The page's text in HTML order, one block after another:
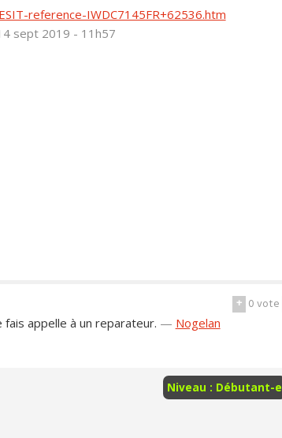
reference-IWDC7145FR+62536.htm
sept 2019 - 11h57
+ 0vote
fais appelle à un reparateur. — Nogelan
Niveau : Débutant-e